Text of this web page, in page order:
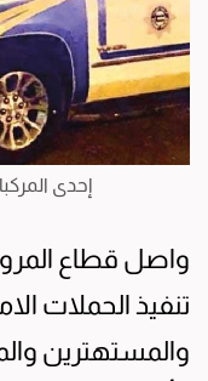
إحدى
واصل قطاع
تنفيذ الحملات
والمستهترين